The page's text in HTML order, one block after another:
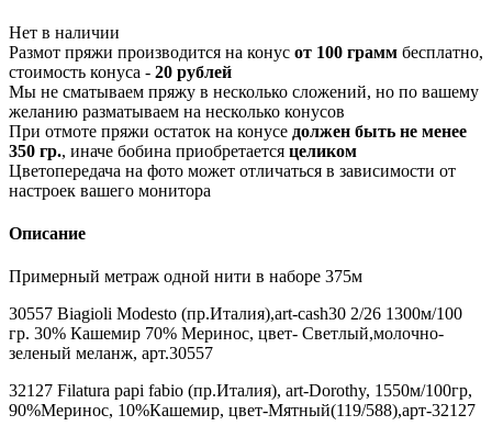
Нет в наличии
Размот пряжи производится на конус от 100 грамм бесплатно,
стоимость конуса - 20 рублей
Мы не сматываем пряжу в несколько сложений, но по вашему
желанию разматываем на несколько конусов
При отмоте пряжи остаток на конусе должен быть не менее
350 гр., иначе бобина приобретается целиком
Цветопередача на фото может отличаться в зависимости от
настроек вашего монитора
Описание
Примерный метраж одной нити в наборе 375м
30557 Biagioli Modesto (пр.Италия),art-cash30 2/26 1300м/100
гр. 30% Кашемир 70% Меринос, цвет- Светлый,молочно-
зеленый меланж, арт.30557
32127 Filatura papi fabio (пр.Италия), art-Dorothy, 1550м/100гр,
90%Меринос, 10%Кашемир, цвет-Мятный(119/588),арт-32127